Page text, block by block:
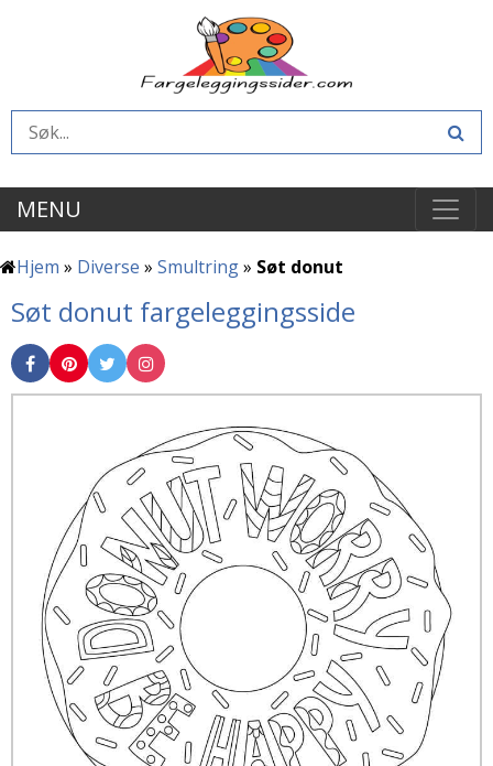
MENU
Hjem » Diverse » Smultring» Søt donut
Søt donut fargeleggingsside